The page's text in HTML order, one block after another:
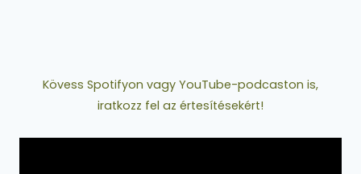
Kövess Spotifyon vagy YouTube-podcaston is,
iratkozz fel az értesítésekért!